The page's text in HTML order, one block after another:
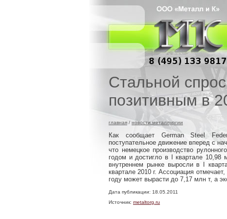
Стальной
позитивным в
главная / новости металлургии
Как сообщает German Steel
поступательное движение вперед с
что немецкое производство
годом и достигло в I квартале 10,98
внутреннем рынке выросли в I
квартале 2010 г. Ассоциация
году может вырасти до 7,17 млн т, а
Дата публикации: 18.05.2011
Источник: metaltorg.ru